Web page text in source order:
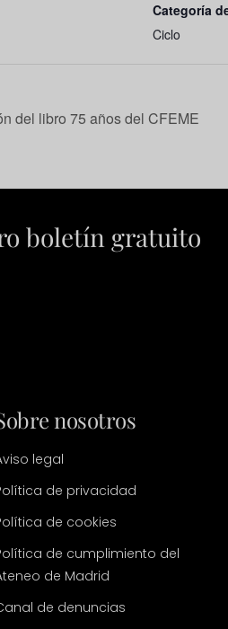
Categoría
Ciclo
del libro 75 años del CFEME
boletín gratuito
nosotros
legal
de privacidad
de cookies
de cumplimiento del
de Madrid
de denuncias